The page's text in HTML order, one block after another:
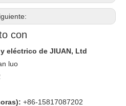
con
eléctrico de JIUAN, Ltd
luo
+86-15817087202